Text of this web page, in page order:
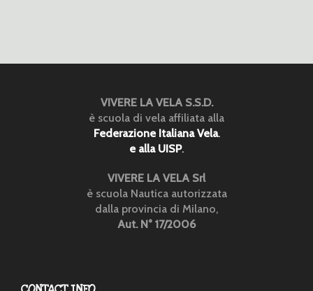
VIVERE LA VELA S.S.D.
è scuola di vela affiliata alla
Federazione Italiana Vela.
e alla UISP.
VIVERE LA VELA Srl
è scuola Nautica autorizzata
dalla provincia di Milano,
Aut. N° 17/2006